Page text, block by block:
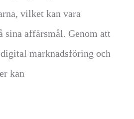
vilket kan vara
sina affärsmål. Genom att
marknadsföring och
kan